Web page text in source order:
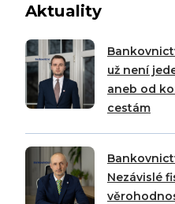
Aktuality
už není
aneb od
cestám
Nezávislé